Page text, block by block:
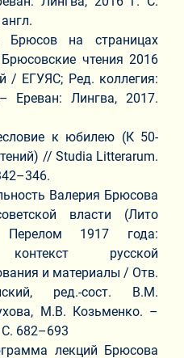
на страницах
чтения 2016
/ ЕГУЯС; Ред. коллегия:
Ереван: Лингва, 2017.
к юбилею (К 50-
// Studia Litterarum.
Валерия Брюсова
власти (Лито
1917 года:
контекст русской
и материалы / Отв.
ред.-сост. В.М.
М.В. Козьменко. –
682–693
лекций Брюсова